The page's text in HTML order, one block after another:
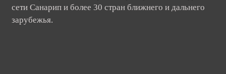
сети Санарип и более 30 стран ближнего и дальнего
зарубежья.